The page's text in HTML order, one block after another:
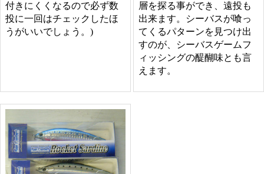
付きにくくなるので必ず数
投に一回はチェックしたほ
うがいいでしょう。)
層を探る事ができ、遠投も
出来ます。シーバスが喰っ
てくるパターンを見つけ出
すのが、シーバスゲームフ
ィッシングの醍醐味とも言
えます。